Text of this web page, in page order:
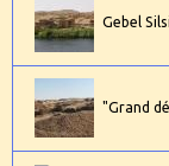
Gebel
"Grand